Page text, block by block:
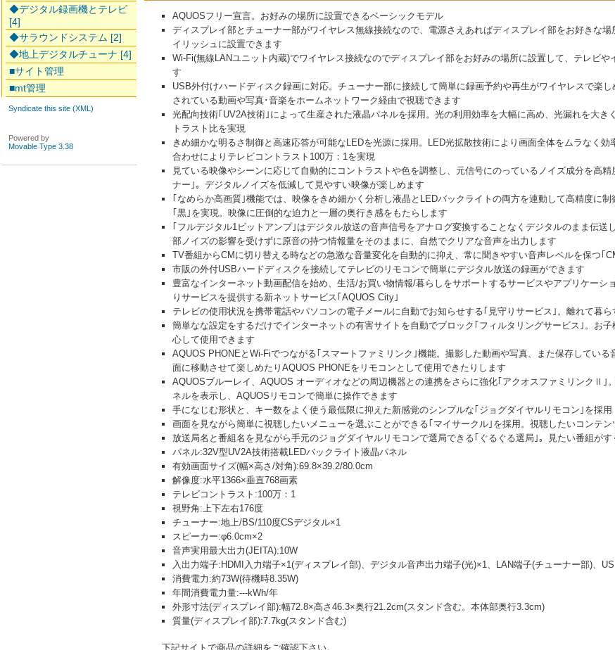
AQUOSフリー宣言。お好みの場所に設置できるベーシックモデル
ディスプレイ部とチューナー部がワイヤレス無線接続なので、電源さえあればディスプレイ部をお好きな
イリッシュに設置できます
Wi-Fi(無線LANユニット内蔵)でワイヤレス接続なのでディスプレイ部をお好みの場所に設置して、テレビや
す
USB外付けハードディスク録画に対応。チューナー部に接続して簡単に録画予約や再生がワイヤレスで楽
されている動画や写真･音楽をホームネットワーク経由で視聴できます
光配向技術｢UV2A技術｣によって生産された液晶パネルを採用。光の利用効率を大幅に高め、光漏れを大き
トラスト比を実現
きめ細かな明るさ制御と高速応答が可能なLEDを光源に採用。LED光拡散技術により画面全体をムラなく
合わせによりテレビコントラスト100万：1を実現
見ている映像やシーンに応じて自動的にコントラストや色を調整し、元信号にのっているノイズ成分を高
ナー｣。デジタルノイズを低減して見やすい映像が楽しめます
｢なめらか高画質｣機能では、映像をきめ細かく分析し液晶とLEDバックライトの両方を連動して高精度に
｢黒｣を実現。映像に圧倒的な迫力と一層の奥行き感をもたらします
｢フルデジタル1ビットアンプ｣はデジタル放送の音声信号をアナログ変換することなくデジタルのまま伝送
部ノイズの影響を受けずに原音の持つ情報量をそのままに、自然でクリアな音声を出力します
TV番組からCMに切り替える時などの急激な音量変化を自動的に抑え、常に聞きやすい音声レベルを保つ｢
市販の外付USBハードディスクを接続してテレビのリモコンで簡単にデジタル放送の録画ができます
豊富なインターネット動画配信を始め、生活/お買い物情報/暮らしをサポートするサービスやアプリケーシ
りサービスを提供する新ネットサービス｢AQUOS City｣
テレビの使用状況を携帯電話やパソコンの電子メールに自動でお知らせする｢見守りサービス｣。離れて暮
簡単なな設定をするだけでインターネットの有害サイトを自動でブロック｢フィルタリングサービス｣。お
心して使用できます
AQUOS PHONEとWi-Fiでつながる｢スマートファミリンク｣機能。撮影した動画や写真、また保存してい
面に移動させて楽しめたりAQUOS PHONEをリモコンとして使用できたりします
AQUOSブルーレイ、AQUOS オーディオなどの周辺機器との連携をさらに強化｢アクオスファミリンクⅡ｣
ネルを表示し、AQUOSリモコンで簡単に操作できます
手になじむ形状と、キー数をよく使う最低限に抑えた新感覚のシンプルな｢ジョグダイヤルリモコン｣を採用
画面を見ながら簡単に視聴したいメニューを選ぶことができる｢マイサークル｣を採用。視聴したいコンテ
放送局名と番組名を見ながら手元のジョグダイヤルリモコンで選局できる｢ぐるぐる選局｣。見たい番組がす
パネル:32V型UV2A技術搭載LEDバックライト液晶パネル
有効画面サイズ(幅×高さ/対角):69.8×39.2/80.0cm
解像度:水平1366×垂直768画素
テレビコントラスト:100万：1
視野角:上下左右176度
チューナー:地上/BS/110度CSデジタル×1
スピーカー:φ6.0cm×2
音声実用最大出力(JEITA):10W
入出力端子:HDMI入力端子×1(ディスプレイ部)、デジタル音声出力端子(光)×1、LAN端子(チューナー部)、
消費電力:約73W(待機時8.35W)
年間消費電力量:---kWh/年
外形寸法(ディスプレイ部):幅72.8×高さ46.3×奥行21.2cm(スタンド含む。本体部奥行3.3cm)
質量(ディスプレイ部):7.7kg(スタンド含む)
下記サイトで商品の詳細をご確認下さい。
◆デジタル録画機とテレビ
[4]
◆サラウンドシステム [2]
◆地上デジタルチューナ [4]
■サイト管理
■mt管理
Syndicate this site (XML)
Powered by
Movable Type 3.38